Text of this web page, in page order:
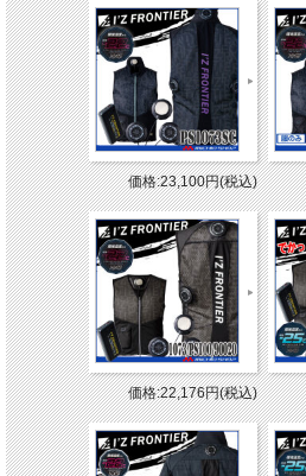
価格:23,100円(税込)
価格:22,176円(税込)